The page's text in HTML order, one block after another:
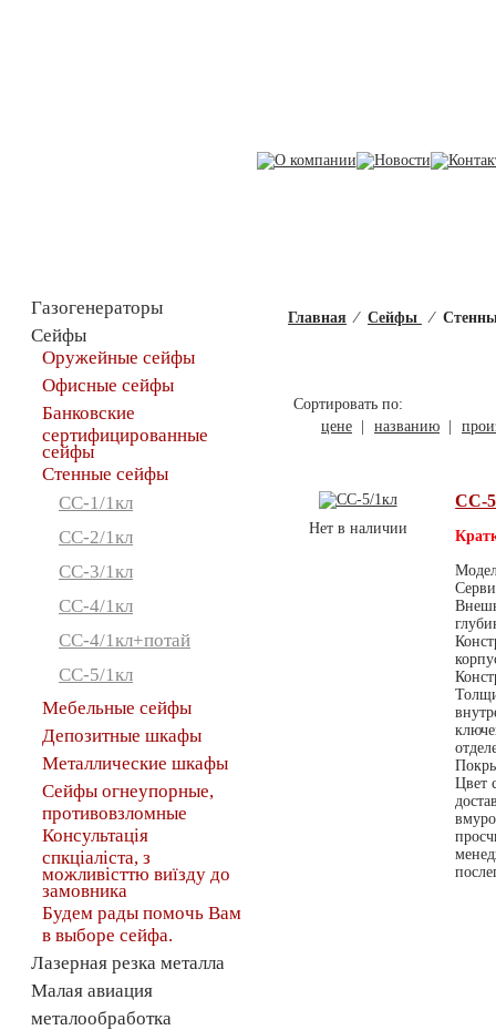
Главная ⁄ Сейфы ⁄
Сортировать по:
цене
названию
Нет в наличии
СС-
Цвет
Газогенераторы
Сейфы
Оружейные сейфы
Офисные сейфы
Банковские
сертифицированные
сейфы
Стенные сейфы
СС-1/1кл
СС-2/1кл
СС-3/1кл
СС-4/1кл
СС-4/1кл+потай
СС-5/1кл
Мебельные сейфы
Депозитные шкафы
Металлические шкафы
Сейфы огнеупорные,
противовзломные
Консультація
спкціаліста, з
можливісттю виїзду до
замовника
Будем рады помочь Вам
в выборе сейфа.
Лазерная резка металла
Малая авиация
металообработка